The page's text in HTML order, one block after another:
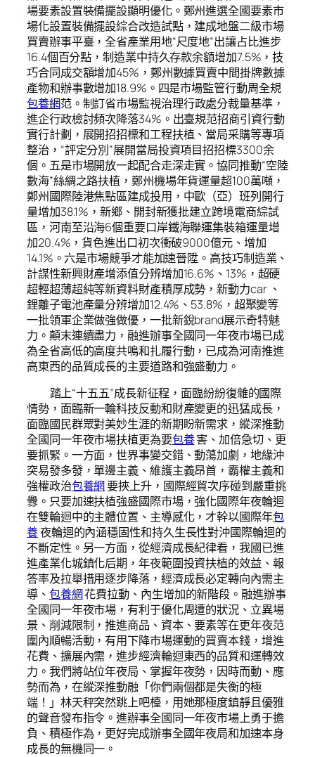
場要素設置裝備擺設顯明優化。鄭州進選全國要素市
場化設置裝備擺設綜合改造試點，建成地盤二級市場
買賣辦事平臺，全省產業用地“尺度地”出讓占比進步
16.4個百分點，制造業中持久存款余額增加7.5%，技
巧合同成交額增加45%，鄭州數據買賣中間掛牌數據
產物和辦事數增加18.9%。四是市場監管行動周全規
包養網范。制訂省市場監視治理行政處分裁量基準，
進企行政檢討頻次降落34%。出臺規范招商引資行動
實行計劃，展開招招標和工程扶植、當局采購等專項
整治，“評定分別”展開當局投資項目招招標3300余
個。五是市場開放一起配合走深走實。協同推動“空陸
數海”絲綢之路扶植，鄭州機場年貨運量超100萬噸，
鄭州國際陸港焦點區建成投用，中歐（亞）班列開行
量增加38.1%，新鄉、開封新獲批建立跨境電商綜試
區，河南至沿海6個重要口岸鐵海聯運集裝箱運量增
加20.4%，貨色進出口初次衝破9000億元、增加
14.1%。六是市場競爭才能加速晉陞。高技巧制造業、
計謀性新興財產增添值分辨增加16.6%、13%，超硬
超輕超薄超純等新資料財產積厚成勢，新動力car 、
鋰離子電池產量分辨增加12.4%、53.8%，超聚變等
一批領軍企業做強做優，一批新銳brand展示奇特魅
力。顛末連續盡力，融進辦事全國同一年夜市場已成
為全省高低的高度共鳴和扎履行動，已成為河南推進
高東西的品質成長的主要道路和強盛動力。
踏上“十五五”成長新征程，面臨紛紛復雜的國際
情勢，面臨新一輪科技反動和財產變更的迅猛成長，
面臨國民群眾對美妙生涯的新期盼新需求，縱深推動
全國同一年夜市場扶植更為要包養害、加倍急切、更
要抓緊。一方面，世界事變交錯、動蕩加劇，地緣沖
突易發多發，單邊主義、維護主義昂首，霸權主義和
強權政治包養網要挾上升，國際經貿次序碰到嚴重挑
釁。只要加速扶植強盛國際市場，強化國際年夜輪迴
在雙輪迴中的主體位置、主導感化，才幹以國際年包
養夜輪迴的內涵穩固性和持久生長性對沖國際輪迴的
不斷定性。另一方面，從經濟成長紀律看，我國已進
進產業化城鎮化后期，年夜範圍投資扶植的效益、報
答率及拉舉措用逐步降落，經濟成長必定轉向內需主
導、 包養網花費拉動、內生增加的新階段。融進辦事
全國同一年夜市場，有利于優化周遭的狀況、立異場
景、削減限制，推進商品、資本、要素等在更年夜范
圍內順暢活動，有用下降市場運動的買賣本錢，增進
花費、擴展內需，進步經濟輪迴東西的品質和運轉效
力。我們將站位年夜局、掌握年夜勢，因時而動、應
勢而為，在縱深推動融「你們兩個都是失衡的極
端！」林天秤突然跳上吧檯，用她那極度鎮靜且優雅
的聲音發布指令。進辦事全國同一年夜市場上勇于擔
負、積極作為，更好完成辦事全國年夜局和加速本身
成長的無機同一。